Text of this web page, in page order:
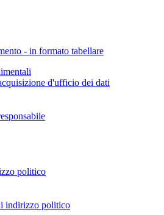
- in formato tabellare
d'ufficio dei dati
politico
indirizzo politico